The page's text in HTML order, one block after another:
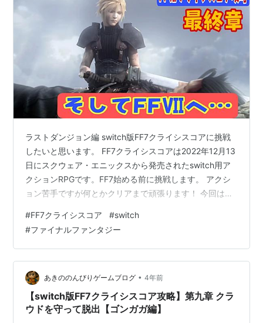
ラストダンジョン編 switch版FF7クライシスコアに挑戦
したいと思います。 FF7クライシスコアは2022年12月13
日にスクウェア・エニックスから発売されたswitch用ア
クションRPGです。FF7始める前に挑戦します。 アクシ
ョン苦手ですが何とかクリアまで頑張ります！ 今回はい
りてラストダンジョンへ。謎解きや複雑なダンジョンに
大苦戦。 それではどうぞ(^_^)/ www.youtube.com 前回
の様子はこちらから↓↓↓ www.youtube.com おすすめ
動画はこちらから↓↓↓ ファイナルファンタジー6攻略 -
YouTube…
#FF7クライシスコア #switch
#ファイナルファンタジー
あきののんびりゲームブログ • 4年前
【switch版FF7クライシスコア攻略】第九章 クラ
ウドを守って脱出【ゴンガガ編】